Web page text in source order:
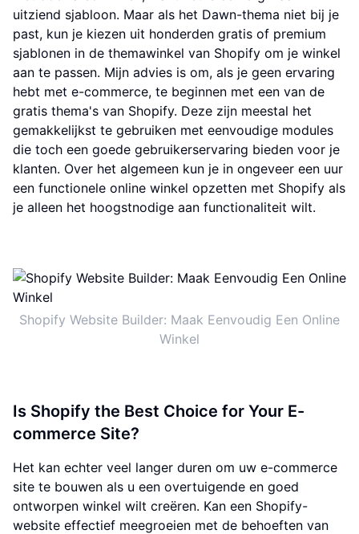
uitziend sjabloon. Maar als het Dawn-thema niet bij je
past, kun je kiezen uit honderden gratis of premium
sjablonen in de themawinkel van Shopify om je winkel
aan te passen. Mijn advies is om, als je geen ervaring
hebt met e-commerce, te beginnen met een van de
gratis thema's van Shopify. Deze zijn meestal het
gemakkelijkst te gebruiken met eenvoudige modules
die toch een goede gebruikerservaring bieden voor je
klanten. Over het algemeen kun je in ongeveer een uur
een functionele online winkel opzetten met Shopify als
je alleen het hoogstnodige aan functionaliteit wilt.
Shopify Website Builder: Maak Eenvoudig Een Online
Winkel
Is Shopify the Best Choice for Your E-
commerce Site?
Het kan echter veel langer duren om uw e-commerce
site te bouwen als u een overtuigende en goed
ontworpen winkel wilt creëren. Kan een Shopify-
website effectief meegroeien met de behoeften van